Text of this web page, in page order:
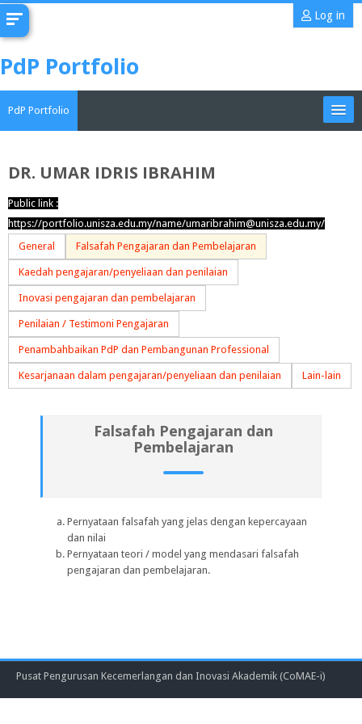
content
Log in
PdP Portfolio
PdP Portfolio
English ‎(en)‎
Search
portfolios
DR. UMAR IDRIS IBRAHIM
Public link :
https://portfolio.unisza.edu.my/name/umaribrahim@unisza.edu.my/
General
Falsafah Pengajaran dan Pembelajaran
Kaedah pengajaran/penyeliaan dan penilaian
Inovasi pengajaran dan pembelajaran
Penilaian / Testimoni Pengajaran
Penambahbaikan PdP dan Pembangunan Professional
Kesarjanaan dalam pengajaran/penyeliaan dan penilaian Lain-lain
Falsafah Pengajaran dan
Pembelajaran
Pernyataan falsafah yang jelas dengan kepercayaan
dan nilai
Pernyataan teori / model yang mendasari falsafah
pengajaran dan pembelajaran.
Pusat Pengurusan Kecemerlangan dan Inovasi Akademik (CoMAE-i)